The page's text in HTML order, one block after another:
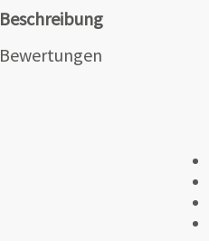
Beschreibung
Bewertungen